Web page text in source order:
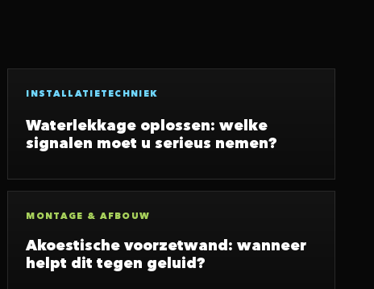
INSTALLATIETECHNIEK
Waterlekkage oplossen: welke
signalen moet u serieus nemen?
MONTAGE & AFBOUW
Akoestische voorzetwand: wanneer
helpt dit tegen geluid?